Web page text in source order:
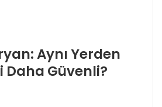
Aynı Yerden
Daha Güvenli?